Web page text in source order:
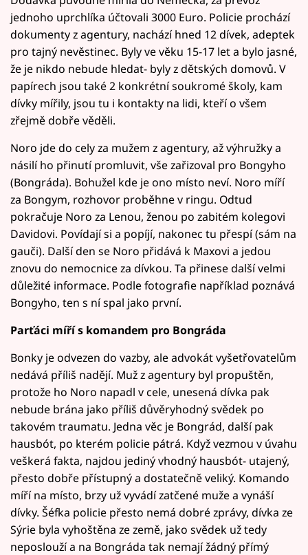
jednoho uprchlíka účtovali 3000 Euro. Policie prochází
dokumenty z agentury, nachází hned 12 dívek, adeptek
pro tajný nevěstinec. Byly ve věku 15-17 let a bylo jasné,
že je nikdo nebude hledat- byly z dětských domovů. V
papírech jsou také 2 konkrétní soukromé školy, kam
dívky mířily, jsou tu i kontakty na lidi, kteří o všem
zřejmě dobře věděli.
Noro jde do cely za mužem z agentury, až výhružky a
násilí ho přinutí promluvit, vše zařizoval pro Bongyho
(Bongráda). Bohužel kde je ono místo neví. Noro míří
za Bongym, rozhovor proběhne v ringu. Odtud
pokračuje Noro za Lenou, ženou po zabitém kolegovi
Davidovi. Povídají si a popíjí, nakonec tu přespí (sám na
gauči). Další den se Noro přidává k Maxovi a jedou
znovu do nemocnice za dívkou. Ta přinese další velmi
důležité informace. Podle fotografie například poznává
Bongyho, ten s ní spal jako první.
Parťáci míří s komandem pro Bongráda
Bonky je odvezen do vazby, ale advokát vyšetřovatelům
nedává příliš nadějí. Muž z agentury byl propuštěn,
protože ho Noro napadl v cele, unesená dívka pak
nebude brána jako příliš důvěryhodný svědek po
takovém traumatu. Jedna věc je Bongrád, další pak
hausbót, po kterém policie pátrá. Když vezmou v úvahu
veškerá fakta, najdou jediný vhodný hausbót- utajený,
přesto dobře přístupný a dostatečně veliký. Komando
míří na místo, brzy už vyvádí zatčené muže a vynáší
dívky. Šéfka policie přesto nemá dobré zprávy, dívka ze
Sýrie byla vyhoštěna ze země, jako svědek už tedy
neposlouží a na Bongráda tak nemají žádný přímý